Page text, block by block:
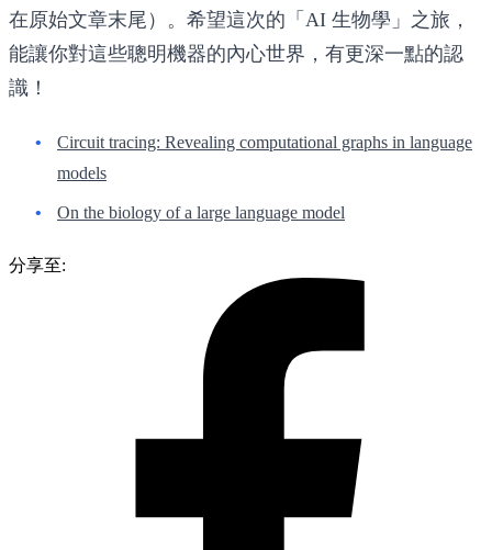
在原始文章末尾）。希望這次的「AI 生物學」之旅，
能讓你對這些聰明機器的內心世界，有更深一點的認
識！
Circuit tracing: Revealing computational graphs in language
models
On the biology of a large language model
分享至: